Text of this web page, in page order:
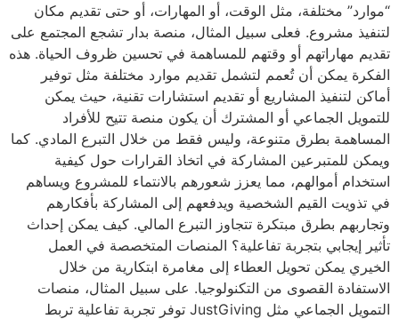
“موارد” مختلفة، مثل الوقت، أو المهارات، أو حتى تقديم مكان
لتنفيذ مشروع. فعلى سبيل المثال، منصة بدار تشجع المجتمع على
تقديم مهاراتهم أو وقتهم للمساهمة في تحسين ظروف الحياة. هذه
الفكرة يمكن أن تُعمم لتشمل تقديم موارد مختلفة مثل توفير
أماكن لتنفيذ المشاريع أو تقديم استشارات تقنية، حيث يمكن
للتمويل الجماعي أو المشترك أن يكون منصة تتيح للأفراد
المساهمة بطرق متنوعة، وليس فقط من خلال التبرع المادي. كما
ويمكن للمتبرعين المشاركة في اتخاذ القرارات حول كيفية
استخدام أموالهم، مما يعزز شعورهم بالانتماء للمشروع ويساهم
في تذويت القيم الشخصية ويدفعهم إلى المشاركة بأفكارهم
وتجاربهم بطرق مبتكرة تتجاوز التبرع المالي. كيف يمكن إحداث
تأثير إيجابي بتجربة تفاعلية؟ المنصات المتخصصة في العمل
الخيري يمكن تحويل العطاء إلى مغامرة ابتكارية من خلال
الاستفادة القصوى من التكنولوجيا. على سبيل المثال، منصات
التمويل الجماعي مثل JustGiving توفر تجربة تفاعلية تربط